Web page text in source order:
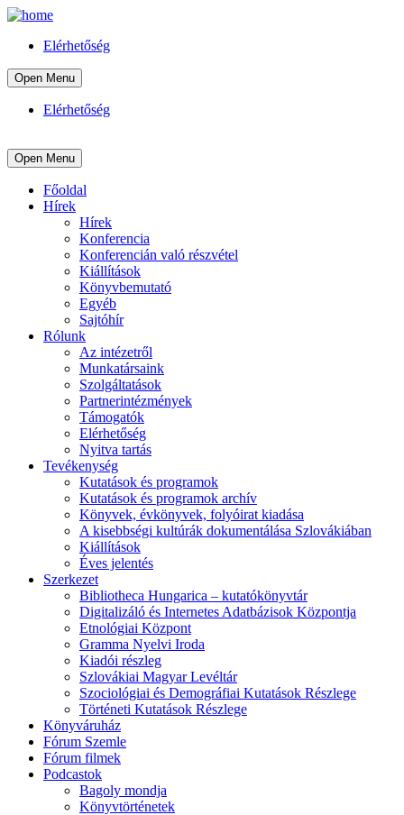
Elérhetőség
Open Menu
Elérhetőség
Open Menu
Főoldal
Hírek
Hírek
Konferencia
Konferencián való részvétel
Kiállítások
Könyvbemutató
Egyéb
Sajtóhír
Rólunk
Az intézetről
Munkatársaink
Szolgáltatások
Partnerintézmények
Támogatók
Elérhetőség
Nyitva tartás
Tevékenység
Kutatások és programok
Kutatások és programok archív
Könyvek, évkönyvek, folyóirat kiadása
A kisebbségi kultúrák dokumentálása Szlovákiában
Kiállítások
Éves jelentés
Szerkezet
Bibliotheca Hungarica – kutatókönyvtár
Digitalizáló és Internetes Adatbázisok Központja
Etnológiai Központ
Gramma Nyelvi Iroda
Kiadói részleg
Szlovákiai Magyar Levéltár
Szociológiai és Demográfiai Kutatások Részlege
Történeti Kutatások Részlege
Könyváruház
Fórum Szemle
Fórum filmek
Podcastok
Bagoly mondja
Könyvtörténetek